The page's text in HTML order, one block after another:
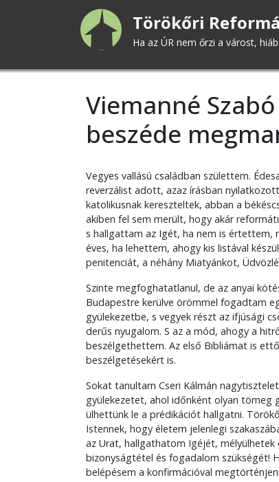
Törökőri
Ha az ÚR nem őrzi a várost,
Viemanné
beszéde
Vegyes vallású családban születtem.
reverzálist adott, azaz írásban
katolikusnak kereszteltek, abban a
akiben fel sem merült, hogy akár
s hallgattam az Igét, ha nem is értettem,
éves, ha lehettem, ahogy kis listával
penitenciát, a néhány Miatyánkot,
Szinte megfoghatatlanul, de az anyai
Budapestre kerülve örömmel fogadtam
gyülekezetbe, s vegyek részt az ifjúsági
derűs nyugalom. S az a mód, ahogy a
beszélgethettem. Az első Bibliámat is
beszélgetésekért is.
Sokat tanultam Cseri Kálmán
gyülekezetet, ahol időnként olyan tömeg
ülhettünk le a prédikációt hallgatni.
Istennek, hogy életem jelenlegi
az Urat, hallgathatom Igéjét, mélyülhetek
bizonyságtétel és fogadalom szükségét!
belépésem a konfirmációval